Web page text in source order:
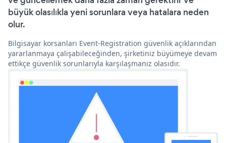
büyük olasılıkla yeni sorunlara veya hatalara neden
olur.
Bilgisayar korsanları Event-Registration güvenlik açıklarından
yararlanmaya çalışabileceğinden, şirketiniz büyümeye devam
ettikçe güvenlik sorunlarıyla karşılaşmanız olasıdır.